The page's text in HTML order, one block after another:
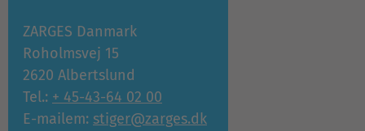
ZARGES Danmark
Roholmsvej 15
2620 Albertslund
Tel.: + 45-43-64 02 00
E-mailem: stiger@zarges.dk